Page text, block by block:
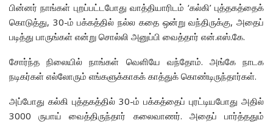
பின்னர் நாங்கள் புறப்பட்டபோது வாத்தியாரிடம் ‘கல்கி’ புத்தகத்தைக்
கொடுத்து, 30-ம் பக்கத்தில் நல்ல கதை ஒன்று வந்திருக்கு, அதைப்
படித்து பாருங்கள் என்று சொல்லி அனுப்பி வைத்தார் என்.எஸ்.கே.
சோர்ந்த நிலையில் நாங்கள் வெளியே வந்தோம். அங்கே நாடக
நடிகர்கள் எல்லோரும் எங்களுக்காகக் காத்துக் கொண்டிருந்தார்கள்.
அப்போது கல்கி புத்தகத்தில் 30-ம் பக்கத்தைப் புரட்டியபோது அதில்
3000 ருபாய் வைத்திருந்தார் கலைவாணர். அதைப் பார்த்ததும்